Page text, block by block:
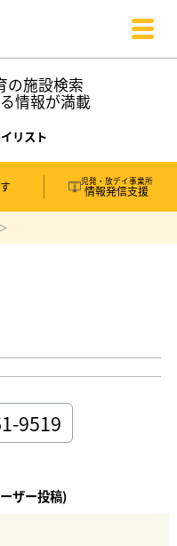
の施設検索
情報が満載
リスト
児発・放デイ事業所
情報発信支援
9519
ザー投稿)